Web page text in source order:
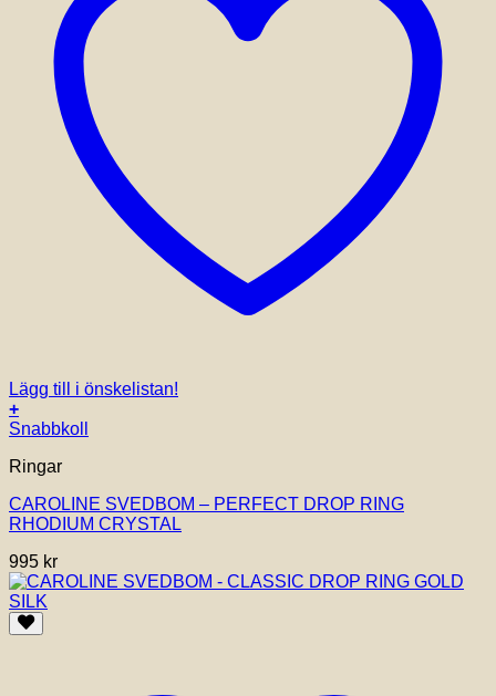
Lägg till i önskelistan!
+
Snabbkoll
Ringar
CAROLINE SVEDBOM – PERFECT DROP RING
RHODIUM CRYSTAL
995 kr